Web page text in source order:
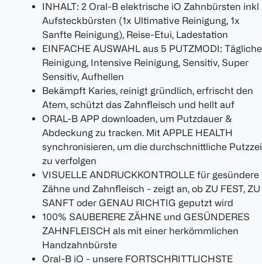
INHALT: 2 Oral-B elektrische iO Zahnbürsten inkl
Aufsteckbürsten (1x Ultimative Reinigung, 1x
Sanfte Reinigung), Reise-Etui, Ladestation
EINFACHE AUSWAHL aus 5 PUTZMODI: Tägliche
Reinigung, Intensive Reinigung, Sensitiv, Super
Sensitiv, Aufhellen
Bekämpft Karies, reinigt gründlich, erfrischt den
Atem, schützt das Zahnfleisch und hellt auf
ORAL-B APP downloaden, um Putzdauer &
Abdeckung zu tracken. Mit APPLE HEALTH
synchronisieren, um die durchschnittliche
zu verfolgen
VISUELLE ANDRUCKKONTROLLE für gesündere
Zähne und Zahnfleisch - zeigt an, ob ZU FEST, ZU
SANFT oder GENAU RICHTIG geputzt wird
100% SAUBERERE ZÄHNE und GESÜNDERES
ZAHNFLEISCH als mit einer herkömmlichen
Handzahnbürste
Oral-B iO - unsere FORTSCHRITTLICHSTE